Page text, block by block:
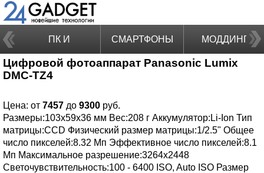
ПК И
НОУТБУКИ
СМАРТФОНЫ МОДДИНГ
Цифровой фотоаппарат Panasonic Lumix
DMC-TZ4
Цена: от 7457 до 9300 руб.
Размеры:103x59x36 мм Вес:208 г Аккумулятор:Li-Ion Тип
матрицы:СCD Физический размер матрицы:1/2.5" Общее
число пикселей:8.32 Мп Эффективное число пикселей:8.1
Мп Максимальное разрешение:3264x2448
Светочувствительность:100 - 6400 ISO, Auto ISO Размер